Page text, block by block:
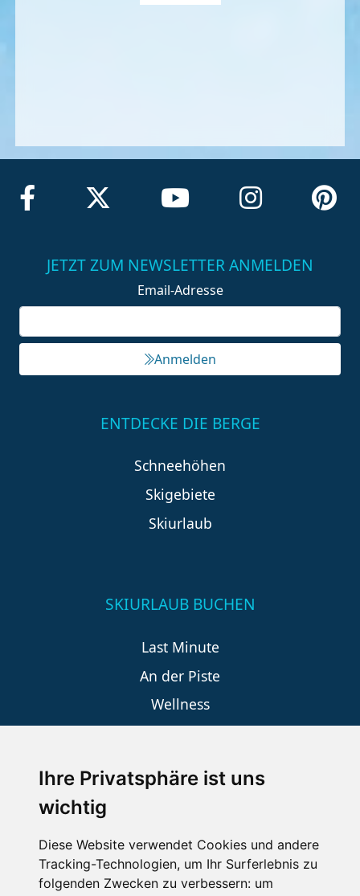
Ihre Privatsphäre ist uns
wichtig
Diese Website verwendet Cookies und andere
Tracking-Technologien, um Ihr Surferlebnis zu
folgenden Zwecken zu verbessern: um
JETZT ZUM NEWSLETTER ANMELDEN
Email-Adresse
Anmelden
ENTDECKE DIE BERGE
Schneehöhen
Skigebiete
Skiurlaub
SKIURLAUB BUCHEN
Last Minute
An der Piste
Wellness
SCHNEEHÖHEN SKI APP
Die Schneehoehen Ski APP für iOS und Android - Ein
Muss für alle Wintersportler und Schneefreaks!